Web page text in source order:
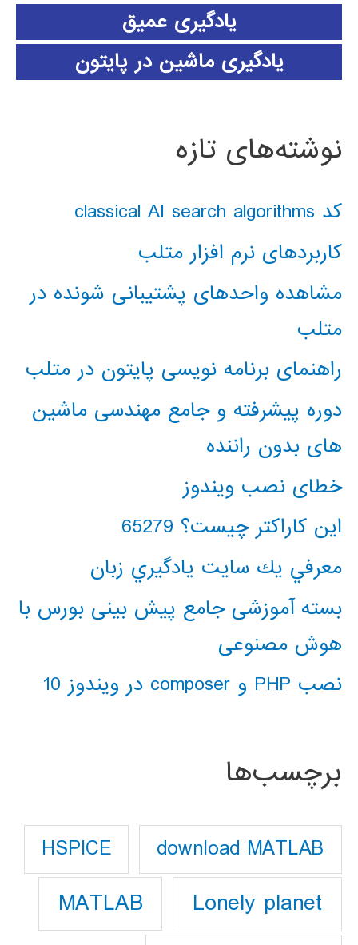
یادگیری عمیق
یادگیری ماشین در پایتون
نوشته‌های تازه
کد classical AI search algorithms
کاربردهای نرم افزار متلب
مشاهده واحدهای پشتیبانی شونده در
متلب
راهنمای برنامه نویسی پایتون در متلب
دوره پیشرفته و جامع مهندسی ماشین
های بدون راننده
خطای نصب ویندوز
این کاراکتر چیست؟ 65279
معرفي يك سايت يادگيري زبان
بسته آموزشی جامع پیش بینی بورس با
هوش مصنوعی
نصب PHP و composer در ویندوز 10
برچسب‌ها
download MATLAB
HSPICE
Lonely planet
MATLAB